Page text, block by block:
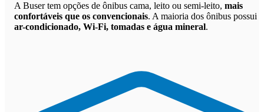
A Buser tem opções de ônibus cama, leito ou semi-leito, mais
confortáveis que os convencionais. A maioria dos ônibus possui
ar-condicionado, Wi-Fi, tomadas e água mineral.